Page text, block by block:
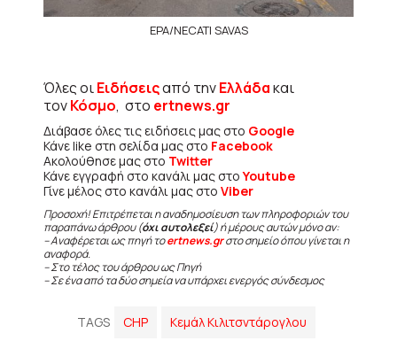
EPA/NECATI SAVAS
Όλες οιΕιδήσειςαπό τηνΕλλάδακαι
τονΚόσμο, στο ertnews.gr
Διάβασε όλες τις ειδήσεις μας στο Google
Κάνε like στη σελίδα μας στο Facebook
Ακολούθησε μας στο Twitter
Κάνε εγγραφή στο κανάλι μας στοYoutube
Γίνε μέλος στο κανάλι μας στο Viber
Προσοχή! Επιτρέπεται η αναδημοσίευση των πληροφοριών του
παραπάνω άρθρου (όχι αυτολεξεί) ή μέρους αυτών μόνο αν:
– Αναφέρεται ως πηγή τοertnews.grστο σημείο όπου γίνεται η
αναφορά.
– Στο τέλος του άρθρου ως Πηγή
– Σε ένα από τα δύο σημεία να υπάρχει ενεργός σύνδεσμος
TAGS CHP Κεμάλ Κιλιτσντάρογλου